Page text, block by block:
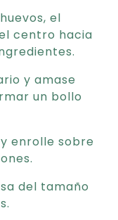
el
centro hacia
y amase
un bollo
enrolle sobre
del tamaño